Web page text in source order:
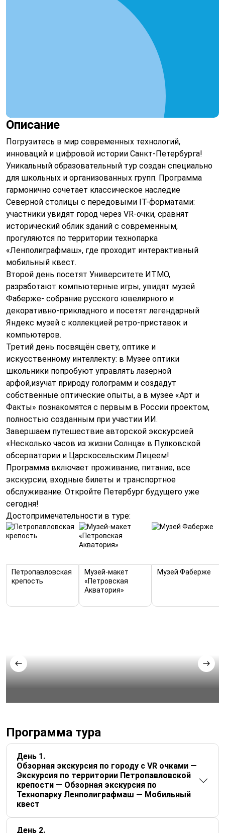
Описание
Погрузитесь в мир современных технологий,
инноваций и цифровой истории Санкт-Петербурга!
Уникальный образовательный тур создан специально
для школьных и организованных групп. Программа
гармонично сочетает классическое наследие
Северной столицы с передовыми IT-форматами:
участники увидят город через VR-очки, сравнят
исторический облик зданий с современным,
прогуляются по территории технопарка
«Ленполиграфмаш», где проходит интерактивный
мобильный квест.
Второй день посетят Университете ИТМО,
разработают компьютерные игры, увидят музей
Фаберже- собрание русского ювелирного и
декоративно-прикладного и посетят легендарный
Яндекс музей с коллекцией ретро-приставок и
компьютеров.
Третий день посвящён свету, оптике и
искусственному интеллекту: в Музее оптики
школьники попробуют управлять лазерной
арфой,изучат природу голограмм и создадут
собственные оптические опыты, а в музее «Арт и
Факты» познакомятся с первым в России проектом,
полностью созданным при участии ИИ.
Завершаем путешествие авторской экскурсией
«Несколько часов из жизни Солнца» в Пулковской
обсерватории и Царскосельским Лицеем!
Программа включает проживание, питание, все
экскурсии, входные билеты и транспортное
обслуживание. Откройте Петербург будущего уже
сегодня!
Достопримечательности в туре:
Петропавловская
крепость
Музей-макет
«Петровская
Акватория»
Музей Фаберже
Программа тура
День 1
Обзорная экскурсия по городу с VR очками —
Экскурсия по территории Петропавловской
крепости — Обзорная экскурсия по
Технопарку Ленполиграфмаш — Мобильный
квест
День 2